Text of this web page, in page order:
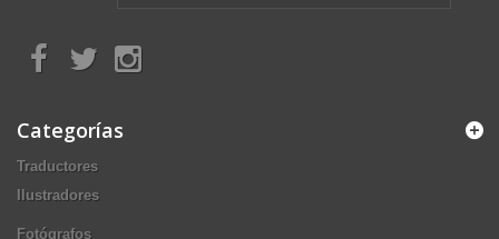
Categorías
Traductores
Ilustradores
Fotógrafos